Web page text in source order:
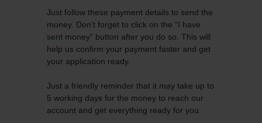
Just follow these payment details to send the
money. Don’t forget to click on the “I have
sent money” button after you do so. This will
help us confirm your payment faster and get
your application ready.
Just a friendly reminder that it may take up to
5 working days for the money to reach our
account and get everything ready for you.